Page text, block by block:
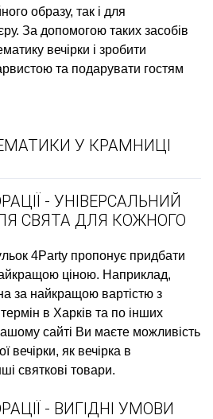
образу, так і для
За допомогою таких засобів
вечірки і зробити
та подарувати гостям
У КРАМНИЦІ
- УНІВЕРСАЛЬНИЙ
СВЯТА ДЛЯ КОЖНОГО
4Party пропонує придбати
ціною. Наприклад,
за найкращою вартістю з
в Харків та по інших
сайті Ви маєте можливість
вечірки, як вечірка в
святкові товари.
- ВИГІДНІ УМОВИ